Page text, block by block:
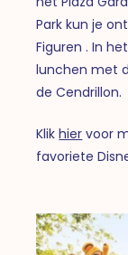
Park kun je
Figuren . In
lunchen met
de Cendrillon.
Klikhier voor
favoriete